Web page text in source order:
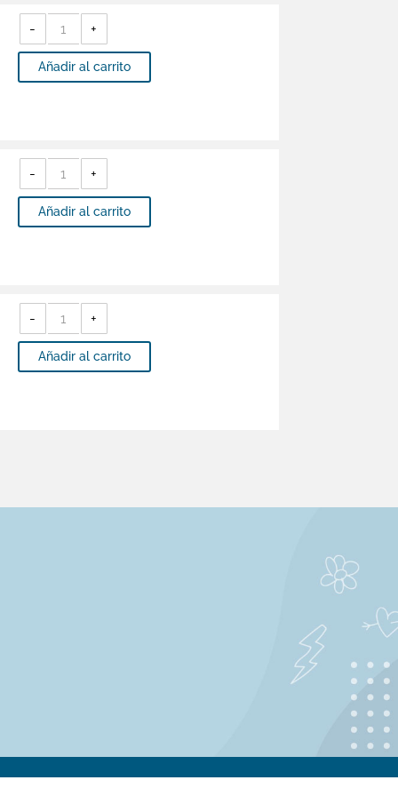
-
BABY
INNOVATION
Premium
-
BI2580
cantidad
+
Añadir al carrito
-
BABY
INNOVATION
Bebé
-
BI0593
cantidad
+
Añadir al carrito
-
BABY
INNOVATION
-
BI0975
cantidad
+
Añadir al carrito